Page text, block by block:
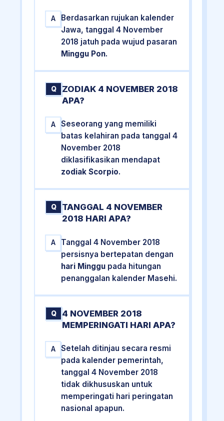
A
Berdasarkan rujukan kalender
Jawa, tanggal 4 November
2018 jatuh pada wujud pasaran
Minggu Pon.
Q
ZODIAK 4 NOVEMBER 2018
APA?
A
Seseorang yang memiliki
batas kelahiran pada tanggal 4
November 2018
diklasifikasikan mendapat
zodiak Scorpio.
Q
TANGGAL 4 NOVEMBER
2018 HARI APA?
A
Tanggal 4 November 2018
persisnya bertepatan dengan
hari Minggu pada hitungan
penanggalan kalender Masehi.
Q
4 NOVEMBER 2018
MEMPERINGATI HARI APA?
A
Setelah ditinjau secara resmi
pada kalender pemerintah,
tanggal 4 November 2018
tidak dikhususkan untuk
memperingati hari peringatan
nasional apapun.